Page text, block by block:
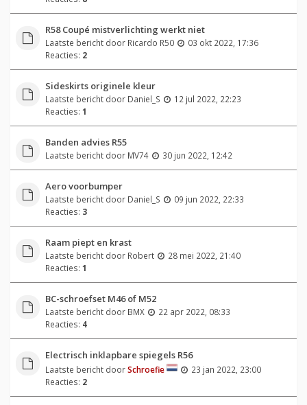
R58 Coupé mistverlichting werkt niet
Laatste bericht door Ricardo R50
03 okt 2022, 17:36
Reacties: 2
Sideskirts originele kleur
Laatste bericht door Daniel_S
12 jul 2022, 22:23
Reacties: 1
Banden advies R55
Laatste bericht door MV74 30 jun 2022, 12:42
Aero voorbumper
Laatste bericht door Daniel_S
09 jun 2022, 22:33
Reacties: 3
Raam piept en krast
Laatste bericht door Robert
28 mei 2022, 21:40
Reacties: 1
BC-schroefset M46 of M52
Laatste bericht door BMX
22 apr 2022, 08:33
Reacties: 4
Electrisch inklapbare spiegels R56
Laatste bericht doorSchroefie
23 jan 2022, 23:00
Reacties: 2